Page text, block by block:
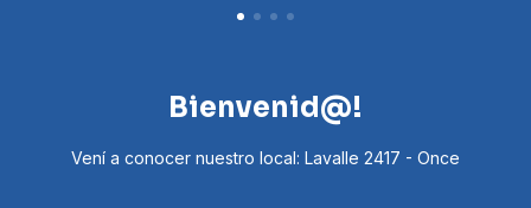
Bienvenid@!
Vení a conocer nuestro local: Lavalle 2417 - Once